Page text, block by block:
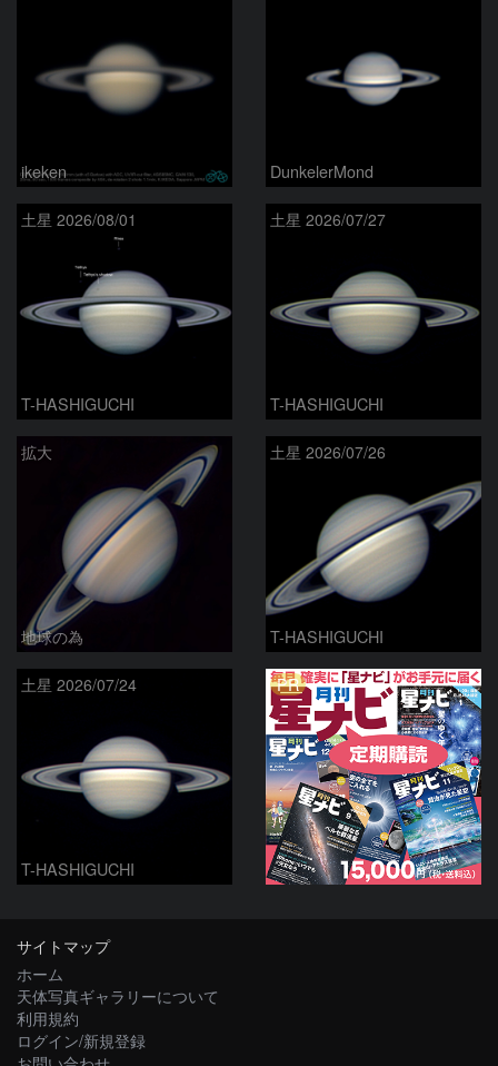
ikeken DunkelerMond
土星 2026/08/01
T-HASHIGUCHI
土星 2026/07/27
T-HASHIGUCHI
拡大
地球の為
土星 2026/07/26
T-HASHIGUCHI
土星 2026/07/24
T-HASHIGUCHI
PR
サイトマップ
ホーム
天体写真ギャラリーについて
利用規約
ログイン/新規登録